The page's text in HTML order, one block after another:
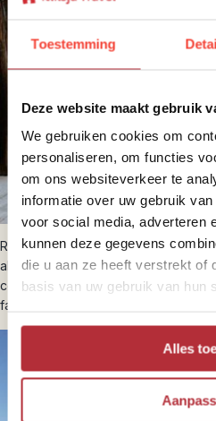
Toestemming
Deze website maakt gebruik
We gebruiken cookies om
personaliseren, om functies
om ons websiteverkeer te
informatie over uw gebruik
voor social media, adverteren
kunnen deze gegevens
die u aan ze heeft verstrekt of
basis van uw gebruik van hun
Alles
Reis je met hele kleine kinderen
alternatief, denk dan eens aan
collega’s van Riksja Family hebben
familiereizen samengesteld.